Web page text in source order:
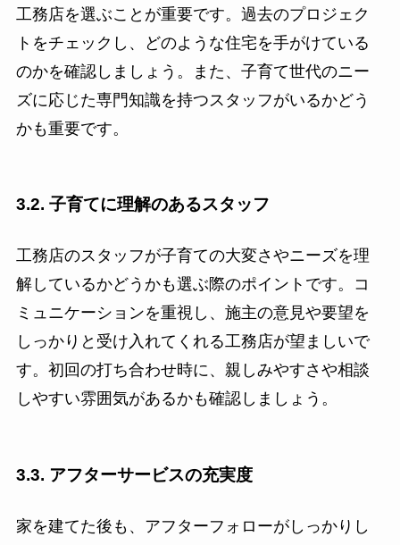
工務店を選ぶことが重要です。過去のプロジェク
トをチェックし、どのような住宅を手がけている
のかを確認しましょう。また、子育て世代のニー
ズに応じた専門知識を持つスタッフがいるかどう
かも重要です。
3.2. 子育てに理解のあるスタッフ
工務店のスタッフが子育ての大変さやニーズを理
解しているかどうかも選ぶ際のポイントです。コ
ミュニケーションを重視し、施主の意見や要望を
しっかりと受け入れてくれる工務店が望ましいで
す。初回の打ち合わせ時に、親しみやすさや相談
しやすい雰囲気があるかも確認しましょう。
3.3. アフターサービスの充実度
家を建てた後も、アフターフォローがしっかりし